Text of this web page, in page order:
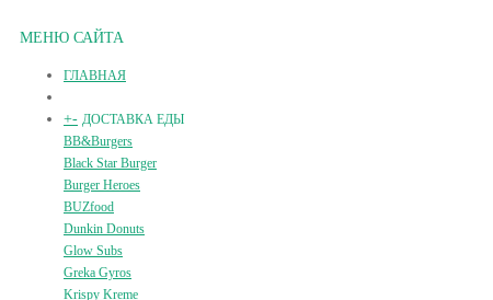
МЕНЮ САЙТА
ГЛАВНАЯ
+- ДОСТАВКА ЕДЫ
BB&Burgers
Black Star Burger
Burger Heroes
BUZfood
Dunkin Donuts
Glow Subs
Greka Gyros
Krispy Kreme